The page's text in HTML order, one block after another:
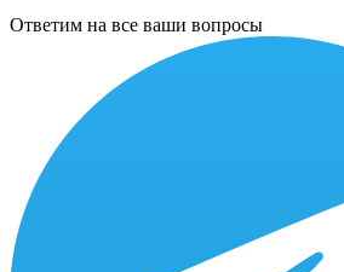
Ответим на все ваши вопросы